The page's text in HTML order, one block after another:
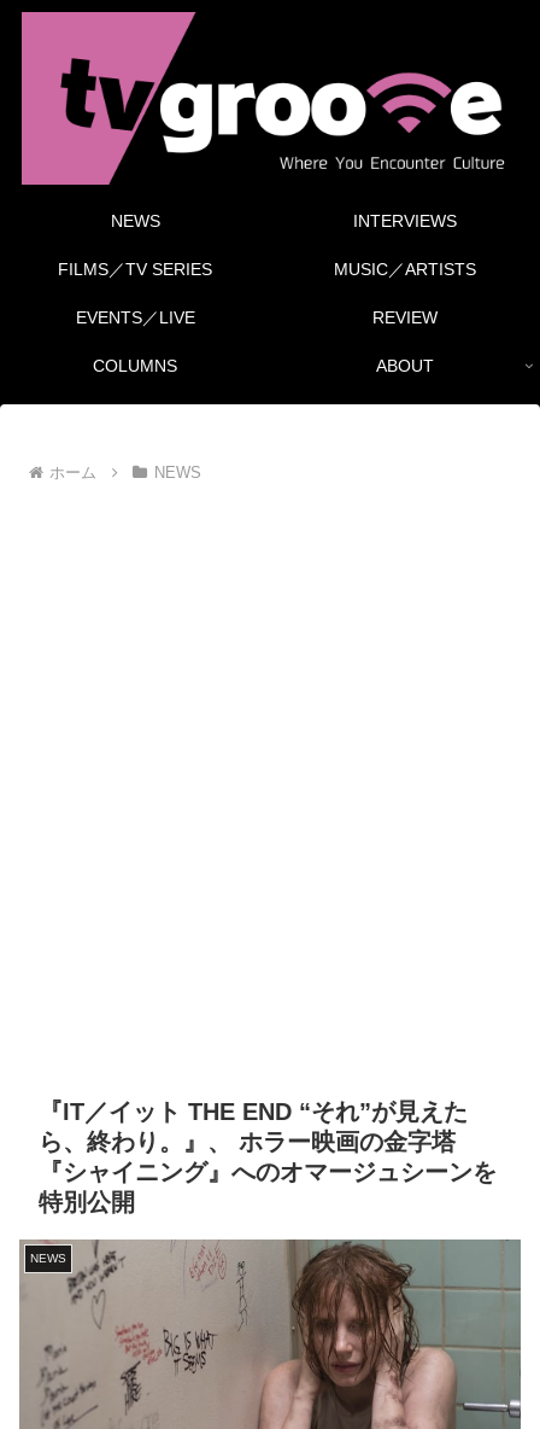
NEWS INTERVIEWS
FILMS／TV SERIES MUSIC／ARTISTS
EVENTS／LIVE REVIEW
COLUMNS ABOUT
ホーム NEWS
『IT／イット THE END “それ”が見えた
ら、終わり。』、 ホラー映画の金字塔
『シャイニング』へのオマージュシーンを
特別公開
NEWS